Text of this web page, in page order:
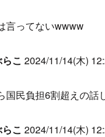
言ってないwwww
こ 2024/11/14(木)
国民負担6割超えの話
こ 2024/11/14(木)